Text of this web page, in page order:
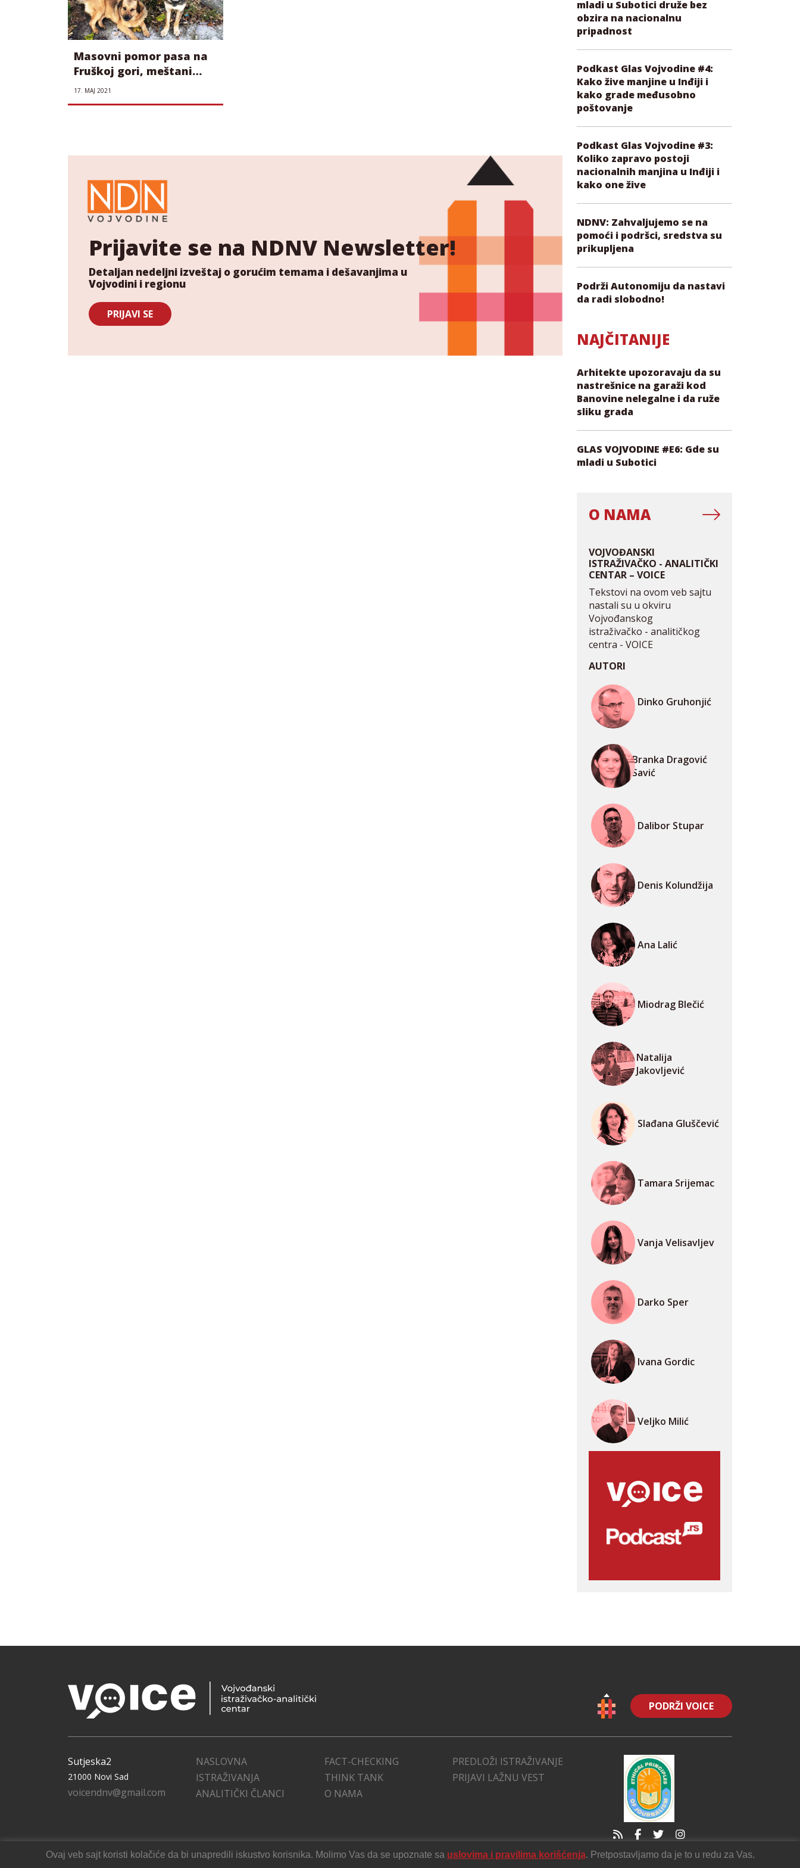
Masovni pomor pasa na
Fruškoj gori, meštani
tvrde da su otrovani
17. МАЈ 2021
Prijavite se na NDNV Newsletter!
Detaljan nedeljni izveštaj o gorućim temama i dešavanjima u
Vojvodini i regionu
PRIJAVI SE
mladi u Subotici druže bez
obzira na nacionalnu
pripadnost
Podkast Glas Vojvodine #4:
Kako žive manjine u Inđiji i
kako grade međusobno
poštovanje
Podkast Glas Vojvodine #3:
Koliko zapravo postoji
nacionalnih manjina u Inđiji i
kako one žive
NDNV: Zahvaljujemo se na
pomoći i podršci, sredstva su
prikupljena
Podrži Autonomiju da nastavi
da radi slobodno!
NAJČITANIJE
Arhitekte upozoravaju da su
nastrešnice na garaži kod
Banovine nelegalne i da ruže
sliku grada
GLAS VOJVODINE #E6: Gde su
mladi u Subotici
O NAMA
VOJVOĐANSKI
ISTRAŽIVAČKO - ANALITIČKI
CENTAR – VOICE
Tekstovi na ovom veb sajtu
nastali su u okviru
Vojvođanskog
istraživačko - analitičkog
centra - VOICE
AUTORI
Dinko Gruhonjić
Branka Dragović
Savić
Dalibor Stupar
Denis Kolundžija
Ana Lalić
Miodrag Blečić
Natalija
Jakovljević
Slađana Gluščević
Tamara Srijemac
Vanja Velisavljev
Darko Sper
Ivana Gordic
Veljko Milić
PODRŽI VOICE
Sutjeska2
21000 Novi Sad
voicendnv@gmail.com
NASLOVNA
ISTRAŽIVANJA
ANALITIČKI ČLANCI
FACT-CHECKING
THINK TANK
O NAMA
PREDLOŽI ISTRAŽIVANJE
PRIJAVI LAŽNU VEST
Ovaj veb sajt koristi kolačiće da bi unapredili iskustvo korisnika. Molimo Vas da se upoznate sa uslovima i pravilima korišćenja. Pretpostavljamo da je to u redu za Vas.